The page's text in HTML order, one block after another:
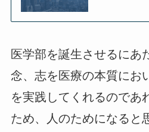
医学部を誕生させるにあ
念、志を医療の本質にお
を実践してくれるのであ
ため、人のためになると